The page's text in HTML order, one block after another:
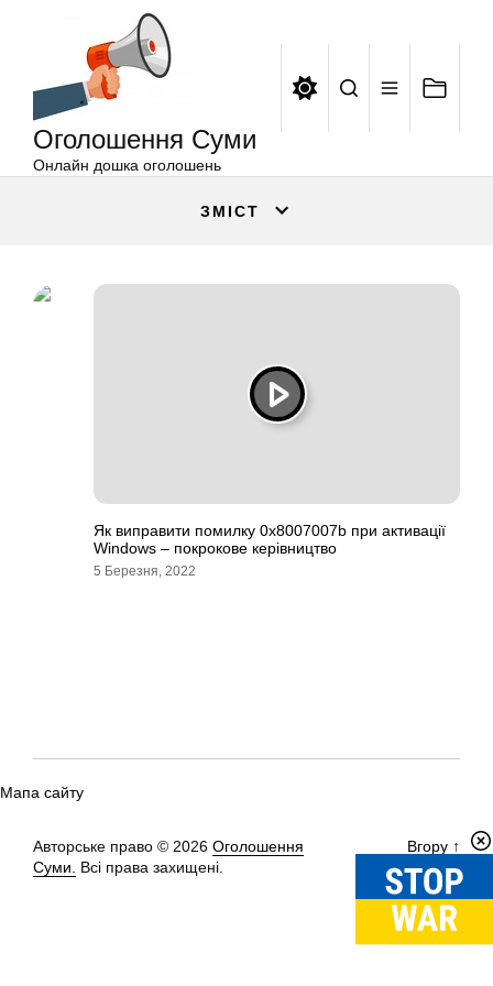
Оголошення Суми
Онлайн дошка оголошень
ЗМІСТ
Як виправити помилку 0x8007007b при активації
Windows – покрокове керівництво
5 Березня, 2022
Мапа сайту
Авторське право © 2026 Оголошення
Суми.
Всі права захищені.
Вгору ↑